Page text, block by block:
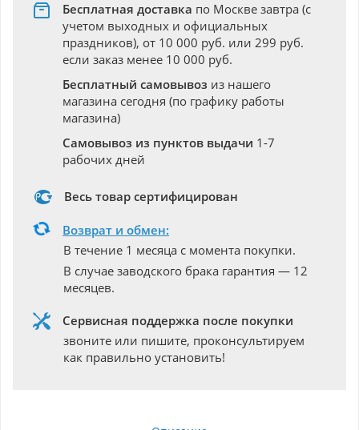
Бесплатная доставка по Москве завтра (с
учетом выходных и официальных
праздников), от 10 000 руб. или 299 руб.
если заказ менее 10 000 руб.
Бесплатный самовывоз из нашего
магазина сегодня (по графику работы
магазина)
Самовывоз из пунктов выдачи 1-7
рабочих дней
Весь товар сертифицирован
Возврат и обмен:
В течение 1 месяца с момента покупки.
В случае заводского брака гарантия — 12
месяцев.
Сервисная поддержка после покупки
звоните или пишите, проконсультируем
как правильно установить!